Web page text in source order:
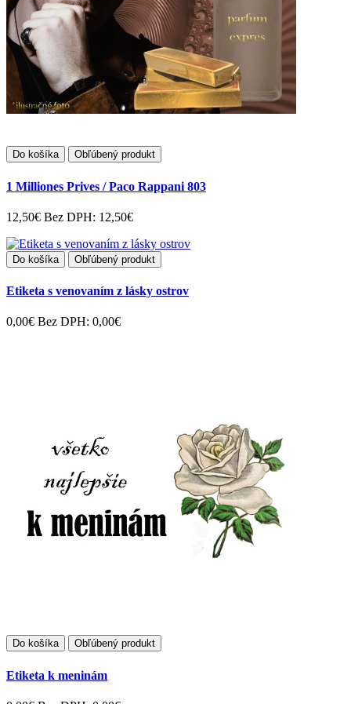
Do košíka Obľúbený produkt
1 Milliones Prives / Paco Rappani 803
12,50€ Bez DPH: 12,50€
Do košíka Obľúbený produkt
Etiketa s venovaním z lásky ostrov
0,00€ Bez DPH: 0,00€
Do košíka Obľúbený produkt
Etiketa k meninám